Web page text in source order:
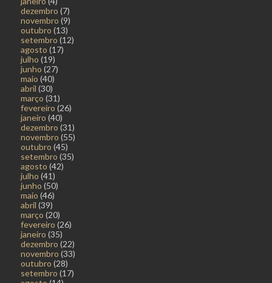
dezembro (7)
novembro (9)
outubro (13)
setembro (12)
agosto (17)
julho (19)
junho (27)
maio (40)
abril (30)
março (31)
fevereiro (26)
janeiro (40)
dezembro (31)
novembro (55)
outubro (45)
setembro (35)
agosto (42)
julho (41)
junho (50)
maio (46)
abril (39)
março (20)
fevereiro (26)
janeiro (35)
dezembro (22)
novembro (33)
outubro (28)
setembro (17)